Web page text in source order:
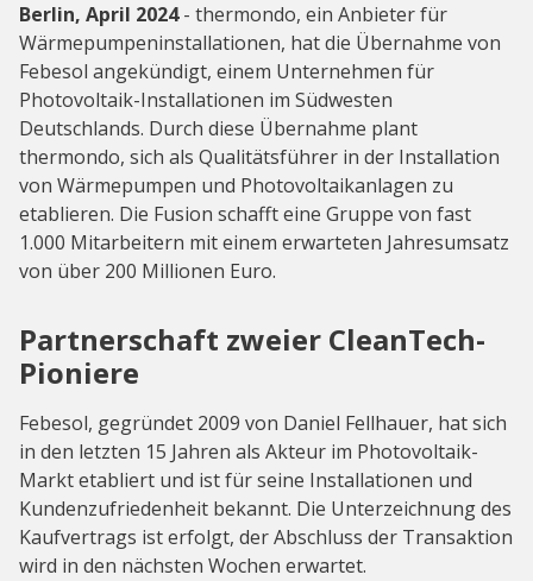
Berlin, April 2024- thermondo, ein Anbieter für
Wärmepumpeninstallationen, hat die Übernahme von
Febesol angekündigt, einem Unternehmen für
Photovoltaik-Installationen im Südwesten
Deutschlands. Durch diese Übernahme plant
thermondo, sich als Qualitätsführer in der Installation
von Wärmepumpen und Photovoltaikanlagen zu
etablieren. Die Fusion schafft eine Gruppe von fast
1.000 Mitarbeitern mit einem erwarteten Jahresumsatz
von über 200 Millionen Euro.
Partnerschaft zweier CleanTech-
Pioniere
Febesol, gegründet 2009 von Daniel Fellhauer, hat sich
in den letzten 15 Jahren als Akteur im Photovoltaik-
Markt etabliert und ist für seine Installationen und
Kundenzufriedenheit bekannt. Die Unterzeichnung des
Kaufvertrags ist erfolgt, der Abschluss der Transaktion
wird in den nächsten Wochen erwartet.